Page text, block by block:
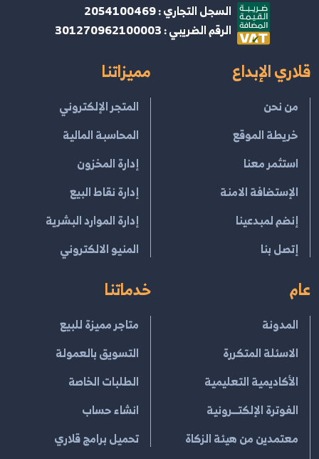
السجل التجاري : 2054100469
الرقم الضريبي : 301270962100003
قلاري الإبداع
من نحن
خريطة الموقع
استثمر معنا
الإستضافة الامنة
إنضم لمبدعينا
إتصل بنا
مميزاتنا
المتجر الإلكتروني
المحاسبة المالية
إدارة المخزون
إدارة نقاط البيع
إدارة الموارد البشرية
المنيو الالكتروني
عام
المدونة
الاسئلة المتكررة
الأكاديمية التعليمية
الفوترة الإلكتــرونية
معتمدين من هيئة الزكاة
خدماتنا
متاجر مميزة للبيع
التسويق بالعمولة
الطلبات الخاصة
انشاء حساب
تحميل برامج قلاري